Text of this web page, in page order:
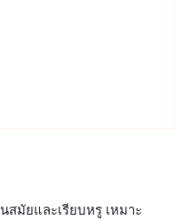
มัยและเรียบหรู เหมาะ